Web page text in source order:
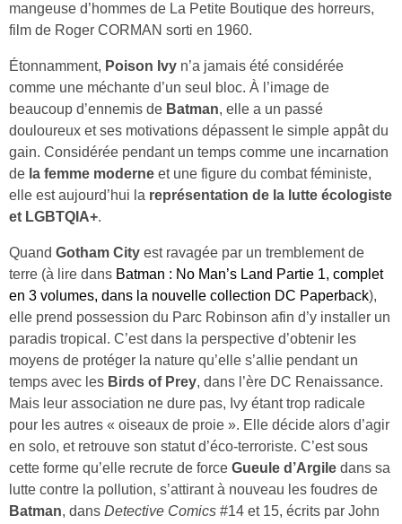
mangeuse d’hommes de La Petite Boutique des horreurs,
film de Roger CORMAN sorti en 1960.
Étonnamment, Poison Ivy n’a jamais été considérée
comme une méchante d’un seul bloc. À l’image de
beaucoup d’ennemis de Batman, elle a un passé
douloureux et ses motivations dépassent le simple appât du
gain. Considérée pendant un temps comme une incarnation
de la femme moderne et une figure du combat féministe,
elle est aujourd’hui la représentation de la lutte écologiste
et LGBTQIA+.
Quand Gotham City est ravagée par un tremblement de
terre (à lire dans Batman : No Man’s Land Partie 1, complet
en 3 volumes, dans la nouvelle collection DC Paperback),
elle prend possession du Parc Robinson afin d’y installer un
paradis tropical. C’est dans la perspective d’obtenir les
moyens de protéger la nature qu’elle s’allie pendant un
temps avec les Birds of Prey, dans l’ère DC Renaissance.
Mais leur association ne dure pas, Ivy étant trop radicale
pour les autres « oiseaux de proie ». Elle décide alors d’agir
en solo, et retrouve son statut d’éco-terroriste. C’est sous
cette forme qu’elle recrute de force Gueule d’Argile dans sa
lutte contre la pollution, s’attirant à nouveau les foudres de
Batman, dans Detective Comics #14 et 15, écrits par John